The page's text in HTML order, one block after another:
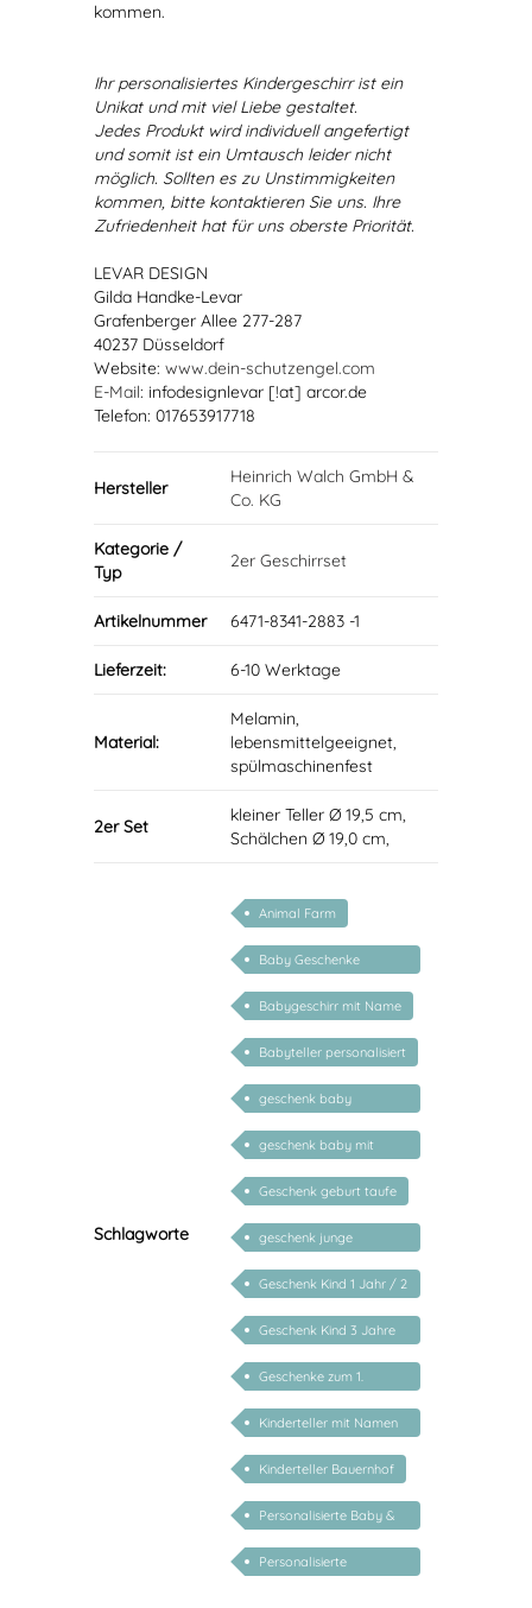
kommen.
Ihr personalisiertes Kindergeschirr ist ein
Unikat und mit viel Liebe gestaltet.
Jedes Produkt wird individuell angefertigt
und somit ist ein Umtausch leider nicht
möglich. Sollten es zu Unstimmigkeiten
kommen, bitte kontaktieren Sie uns. Ihre
Zufriedenheit hat für uns oberste Priorität.
LEVAR DESIGN
Gilda Handke-Levar
Grafenberger Allee 277-287
40237 Düsseldorf
Website: www.dein-schutzengel.com
E-Mail: infodesignlevar [!at] arcor.de
Telefon: 017653917718
Hersteller
Heinrich Walch GmbH &
Co. KG
Kategorie /
Typ
2er Geschirrset
Artikelnummer 6471-8341-2883 -1
Lieferzeit: 6-10 Werktage
Material:
Melamin,
lebensmittelgeeignet,
spülmaschinenfest
2er Set
kleiner Teller Ø 19,5 cm,
Schälchen Ø 19,0 cm,
Schlagworte
Animal Farm
Baby Geschenke
personalisierbar
Babygeschirr mit Name
Babyteller personalisiert
geschenk baby
personalisiert
geschenk baby mit
namen
Geschenk geburt taufe
geschenk junge
mädchen
Geschenk Kind 1 Jahr / 2
Jahre / 3 Jahre
Geschenk Kind 3 Jahre
personalisiert
Geschenke zum 1.
Geburtstag
Kinderteller mit Namen
personalisiert
Kinderteller Bauernhof
Personalisierte Baby &
Kind Geschenke
Personalisierte